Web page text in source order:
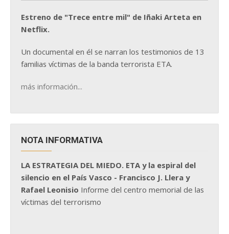
Estreno de "Trece entre mil" de Iñaki Arteta en
Netflix.
Un documental en él se narran los testimonios de 13
familias víctimas de la banda terrorista ETA.
más información...
NOTA INFORMATIVA
LA ESTRATEGIA DEL MIEDO. ETA y la espiral del
silencio en el País Vasco - Francisco J. Llera y
Rafael Leonisio Informe del centro memorial de las
víctimas del terrorismo